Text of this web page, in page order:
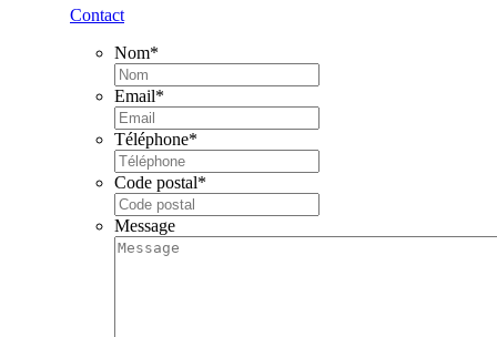
Contact
Nom*
Email*
Téléphone*
Code postal*
Message